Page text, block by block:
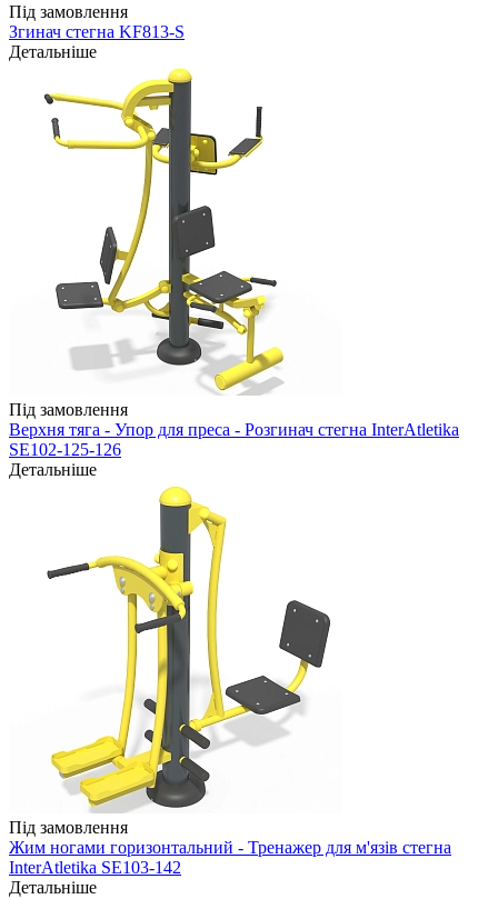
Під замовлення
Згинач стегна KF813-S
Детальніше
Під замовлення
Верхня тяга - Упор для преса - Розгинач стегна InterAtletika
SE102-125-126
Детальніше
Під замовлення
Жим ногами горизонтальний - Тренажер для м'язів стегна
InterAtletika SE103-142
Детальніше